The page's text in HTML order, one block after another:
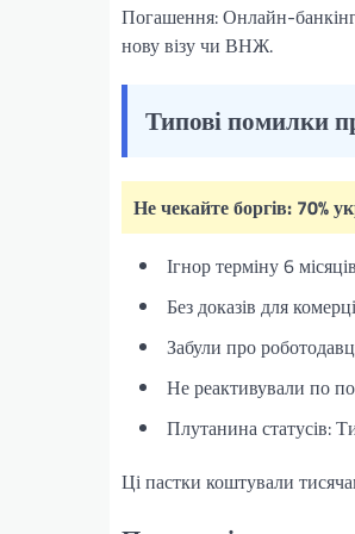
Погашення: Онлайн-
нову візу чи ВНЖ.
Типові помилки
Не чекайте боргів: 70%
Ігнор терміну 6
Без доказів для
Забули про
Не реактивували по
Плутанина статусів:
Ці пастки коштували